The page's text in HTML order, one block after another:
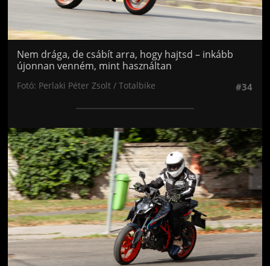
Nem drága, de csábít arra, hogy hajtsd – inkább
újonnan venném, mint használtan
Fotó: Perlaki Péter Zsolt / Totalbike #34
Jön még kép!